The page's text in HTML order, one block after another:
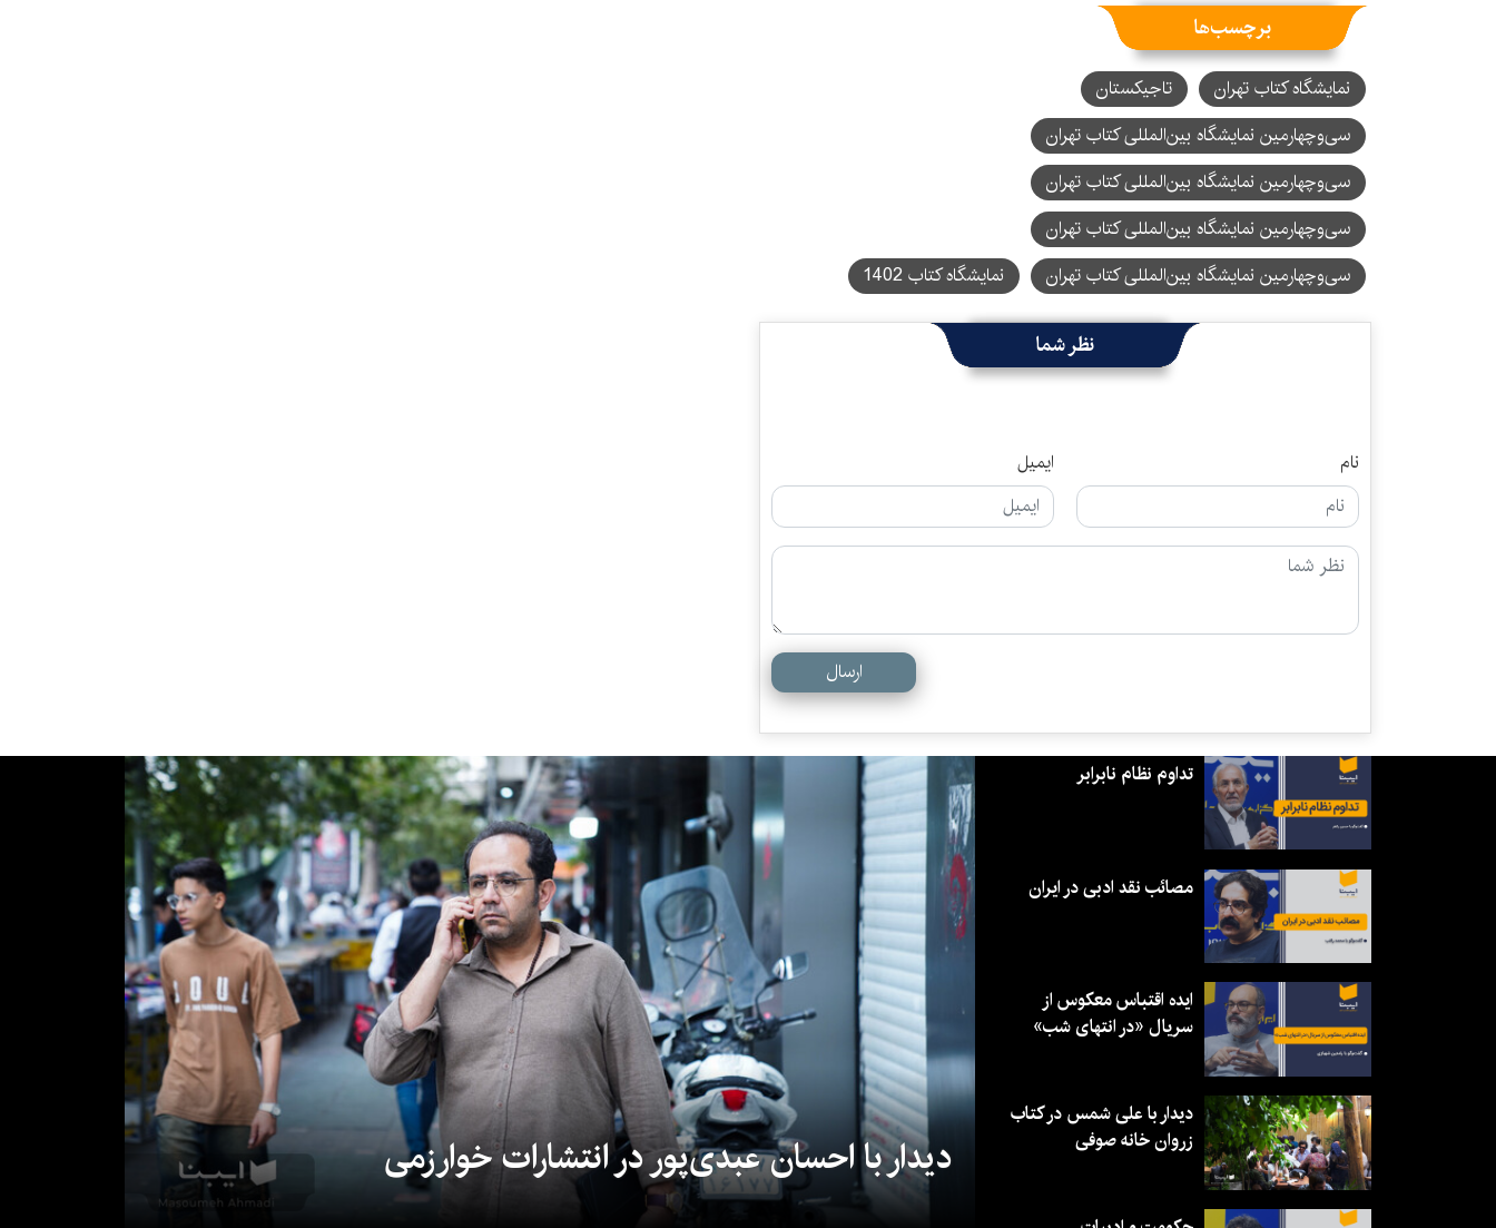
برچسب‌ها
نمایشگاه کتاب تهران
تاجیکستان
سی‌و‌چهارمین نمایشگاه بین‌المللی کتاب تهران
سی‌وچهارمین نمایشگاه بین‌المللی کتاب تهران
سی‌وچهارمین نمایشگاه بین‌المللی کتاب تهران
سی‌‌وچهارمین نمایشگاه بین‌المللی کتاب تهران
نمایشگاه کتاب 1402
نظر شما
نام ایمیل
ارسال
دیدار با احسان عبدی‌پور در انتشارات خوارزمی
تداوم نظام نابرابر
مصائب نقد ادبی در ایران
ایده اقتباس معکوس از
سریال «در انتهای شب»
دیدار با علی شمس در کتاب
زروان خانه صوفی